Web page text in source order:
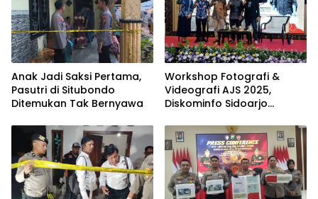
Anak Jadi Saksi Pertama,
Pasutri di Situbondo
Ditemukan Tak Bernyawa
Workshop Fotografi &
Videografi AJS 2025,
Diskominfo Sidoarjo
Angkat Sejarah dan
Budaya